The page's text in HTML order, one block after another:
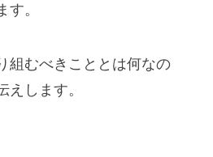
す。
組むべきこととは何なの
えします。